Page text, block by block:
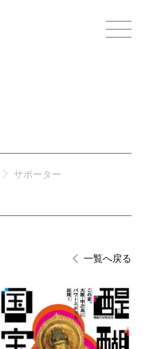
サポーター
一覧へ戻る